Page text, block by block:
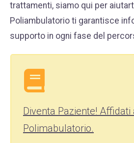
trattamenti, siamo qui per
Poliambulatorio ti garantisce
supporto in ogni fase del
Diventa Paziente! Affidati
Polimabulatorio.